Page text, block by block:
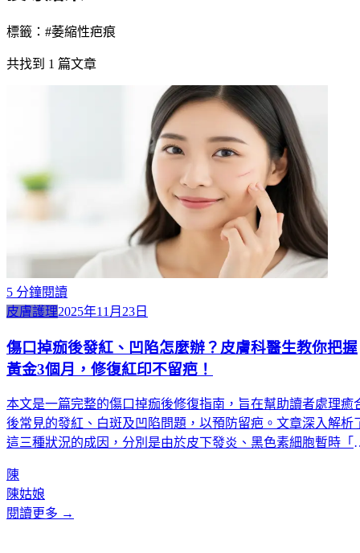
標籤：#萎縮性疤痕
共找到 1 篇文章
5 分鐘閱讀
皮膚護理2025年11月23日
傷口掉痂後發紅、凹陷怎麼辦？皮膚科醫生教你把握
黃金3個月，修復紅印不留疤！
本文是一篇完整的傷口掉痂後修復指南，旨在幫助讀者處理癒
後常見的發紅、白斑及凹陷問題，以預防留疤。文章深入解析
這三種狀況的成因，分別是由於皮下發炎、黑色素細胞暫時「
炎、保濕和正確使用祛疤產品。此外，文章強調了掉痂後3個月
是「黃金修復期」，並提供了清潔、防曬、忌口和冷敷止癢等
個通用護理黃金法則。最後，文章將疤痕分為不同修復難易等
陳
陳姑娘
閱讀更多 →